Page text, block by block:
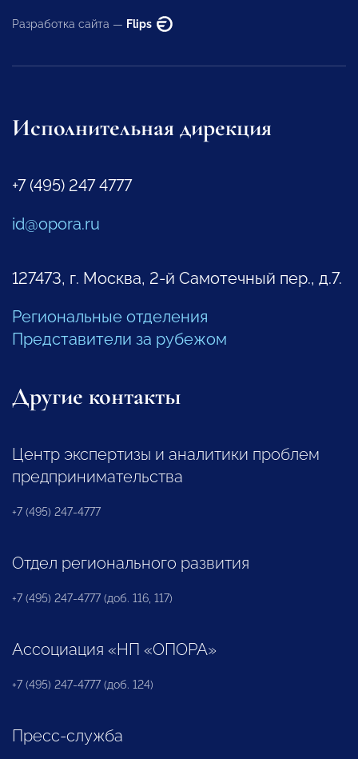
Разработка сайта — Flips
Исполнительная дирекция
+7 (495) 247 4777
id@opora.ru
127473, г. Москва, 2-й Самотечный пер., д.7.
Региональные отделения
Представители за рубежом
Другие контакты
Центр экспертизы и аналитики проблем
предпринимательства
+7 (495) 247-4777
Отдел регионального развития
+7 (495) 247-4777 (доб. 116, 117)
Ассоциация «НП «ОПОРА»
+7 (495) 247-4777 (доб. 124)
Пресс-служба